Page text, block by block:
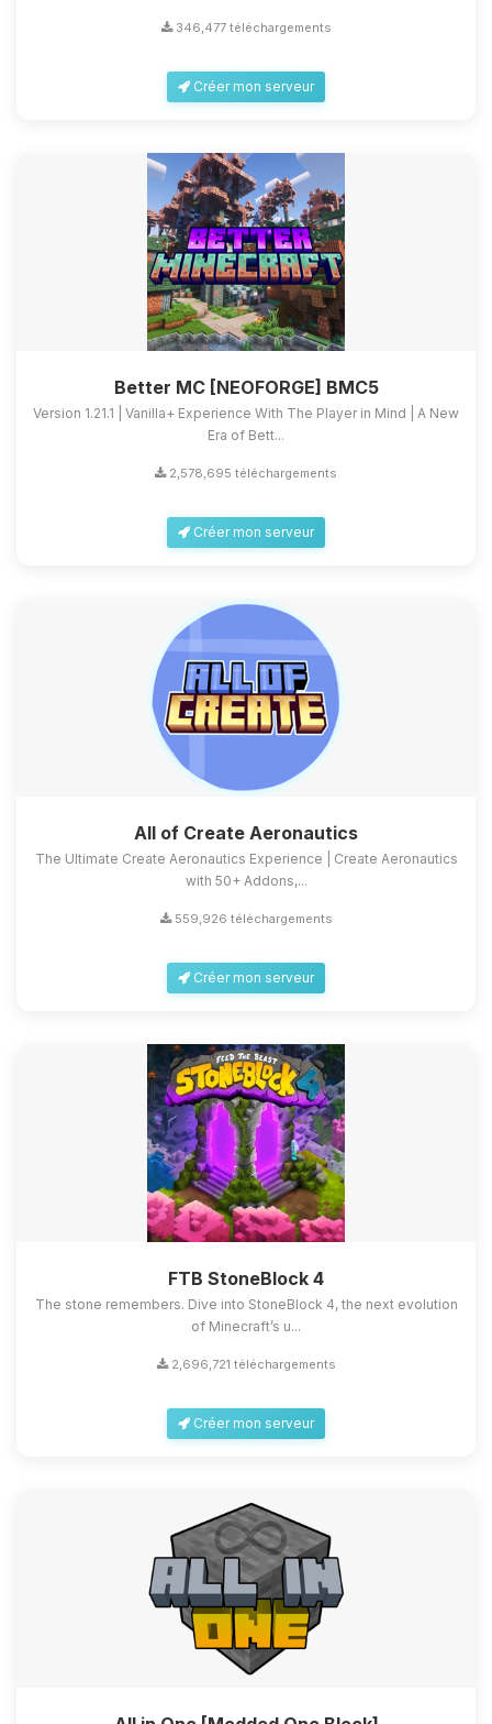
346,477 téléchargements
Créer mon serveur
Better MC [NEOFORGE] BMC5
Version 1.21.1 | Vanilla+ Experience With The Player in Mind | A New
Era of Bett...
2,578,695 téléchargements
Créer mon serveur
All of Create Aeronautics
The Ultimate Create Aeronautics Experience | Create Aeronautics
with 50+ Addons,...
559,926 téléchargements
Créer mon serveur
FTB StoneBlock 4
The stone remembers. Dive into StoneBlock 4, the next evolution
of Minecraft’s u...
2,696,721 téléchargements
Créer mon serveur